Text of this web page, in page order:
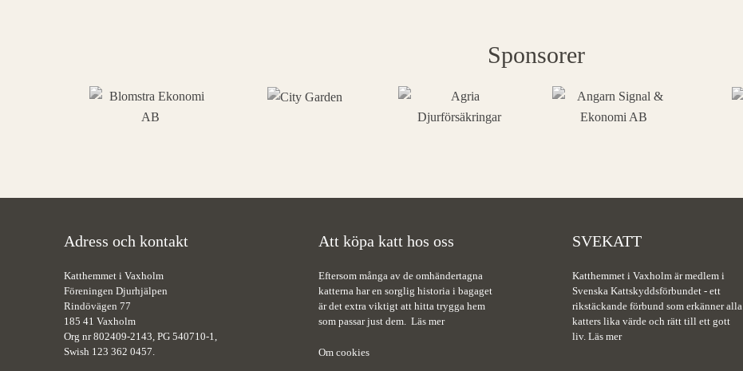
Sponsorer
Adress och kontakt
Katthemmet i Vaxholm
Föreningen Djurhjälpen
Rindövägen 77
185 41 Vaxholm
Org nr 802409-2143, PG 540710-1,
Swish 123 362 0457.
Att köpa katt hos oss
Eftersom många av de omhändertagna
katterna har en sorglig historia i bagaget
är det extra viktigt att hitta trygga hem
som passar just dem. Läs mer
Om cookies
SVEKATT
Katthemmet i Vaxholm är medlem i
Svenska Kattskyddsförbundet - ett
rikstäckande förbund som erkänner alla
katters lika värde och rätt till ett gott
liv. Läs mer